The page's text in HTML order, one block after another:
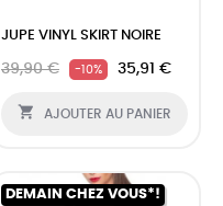
JUPE VINYL SKIRT NOIRE
39,90 € -10% 35,91 €
 AJOUTER AU PANIER
DEMAIN CHEZ VOUS*!